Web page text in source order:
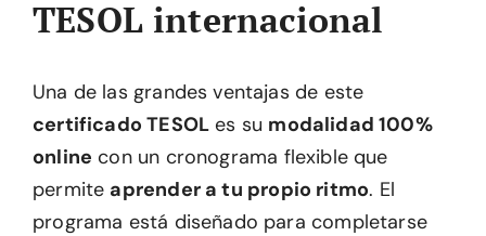
TESOL internacional
Una de las grandes ventajas de este
certificado TESOL es su modalidad 100%
online con un cronograma flexible que
permite aprender a tu propio ritmo. El
programa está diseñado para completarse